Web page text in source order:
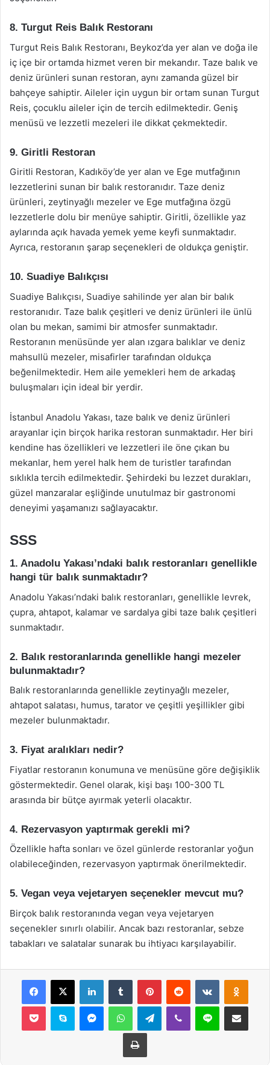
8. Turgut Reis Balık Restoranı
Turgut Reis Balık Restoranı, Beykoz’da yer alan ve doğa ile
iç içe bir ortamda hizmet veren bir mekandır. Taze balık ve
deniz ürünleri sunan restoran, aynı zamanda güzel bir
bahçeye sahiptir. Aileler için uygun bir ortam sunan Turgut
Reis, çocuklu aileler için de tercih edilmektedir. Geniş
menüsü ve lezzetli mezeleri ile dikkat çekmektedir.
9. Giritli Restoran
Giritli Restoran, Kadıköy’de yer alan ve Ege mutfağının
lezzetlerini sunan bir balık restoranıdır. Taze deniz
ürünleri, zeytinyağlı mezeler ve Ege mutfağına özgü
lezzetlerle dolu bir menüye sahiptir. Giritli, özellikle yaz
aylarında açık havada yemek yeme keyfi sunmaktadır.
Ayrıca, restoranın şarap seçenekleri de oldukça geniştir.
10. Suadiye Balıkçısı
Suadiye Balıkçısı, Suadiye sahilinde yer alan bir balık
restoranıdır. Taze balık çeşitleri ve deniz ürünleri ile ünlü
olan bu mekan, samimi bir atmosfer sunmaktadır.
Restoranın menüsünde yer alan ızgara balıklar ve deniz
mahsullü mezeler, misafirler tarafından oldukça
beğenilmektedir. Hem aile yemekleri hem de arkadaş
buluşmaları için ideal bir yerdir.
İstanbul Anadolu Yakası, taze balık ve deniz ürünleri
arayanlar için birçok harika restoran sunmaktadır. Her biri
kendine has özellikleri ve lezzetleri ile öne çıkan bu
mekanlar, hem yerel halk hem de turistler tarafından
sıklıkla tercih edilmektedir. Şehirdeki bu lezzet durakları,
güzel manzaralar eşliğinde unutulmaz bir gastronomi
deneyimi yaşamanızı sağlayacaktır.
SSS
1. Anadolu Yakası’ndaki balık restoranları genellikle
hangi tür balık sunmaktadır?
Anadolu Yakası’ndaki balık restoranları, genellikle levrek,
çupra, ahtapot, kalamar ve sardalya gibi taze balık çeşitleri
sunmaktadır.
2. Balık restoranlarında genellikle hangi mezeler
bulunmaktadır?
Balık restoranlarında genellikle zeytinyağlı mezeler,
ahtapot salatası, humus, tarator ve çeşitli yeşillikler gibi
mezeler bulunmaktadır.
3. Fiyat aralıkları nedir?
Fiyatlar restoranın konumuna ve menüsüne göre değişiklik
göstermektedir. Genel olarak, kişi başı 100-300 TL
arasında bir bütçe ayırmak yeterli olacaktır.
4. Rezervasyon yaptırmak gerekli mi?
Özellikle hafta sonları ve özel günlerde restoranlar yoğun
olabileceğinden, rezervasyon yaptırmak önerilmektedir.
5. Vegan veya vejetaryen seçenekler mevcut mu?
Birçok balık restoranında vegan veya vejetaryen
seçenekler sınırlı olabilir. Ancak bazı restoranlar, sebze
tabakları ve salatalar sunarak bu ihtiyacı karşılayabilir.
Facebook
X LinkedInTumblr PinterestReddit VKontakte
Pocket Skype MessengerWhatsAppTelegramViber Line E-Posta ile
Yazdır